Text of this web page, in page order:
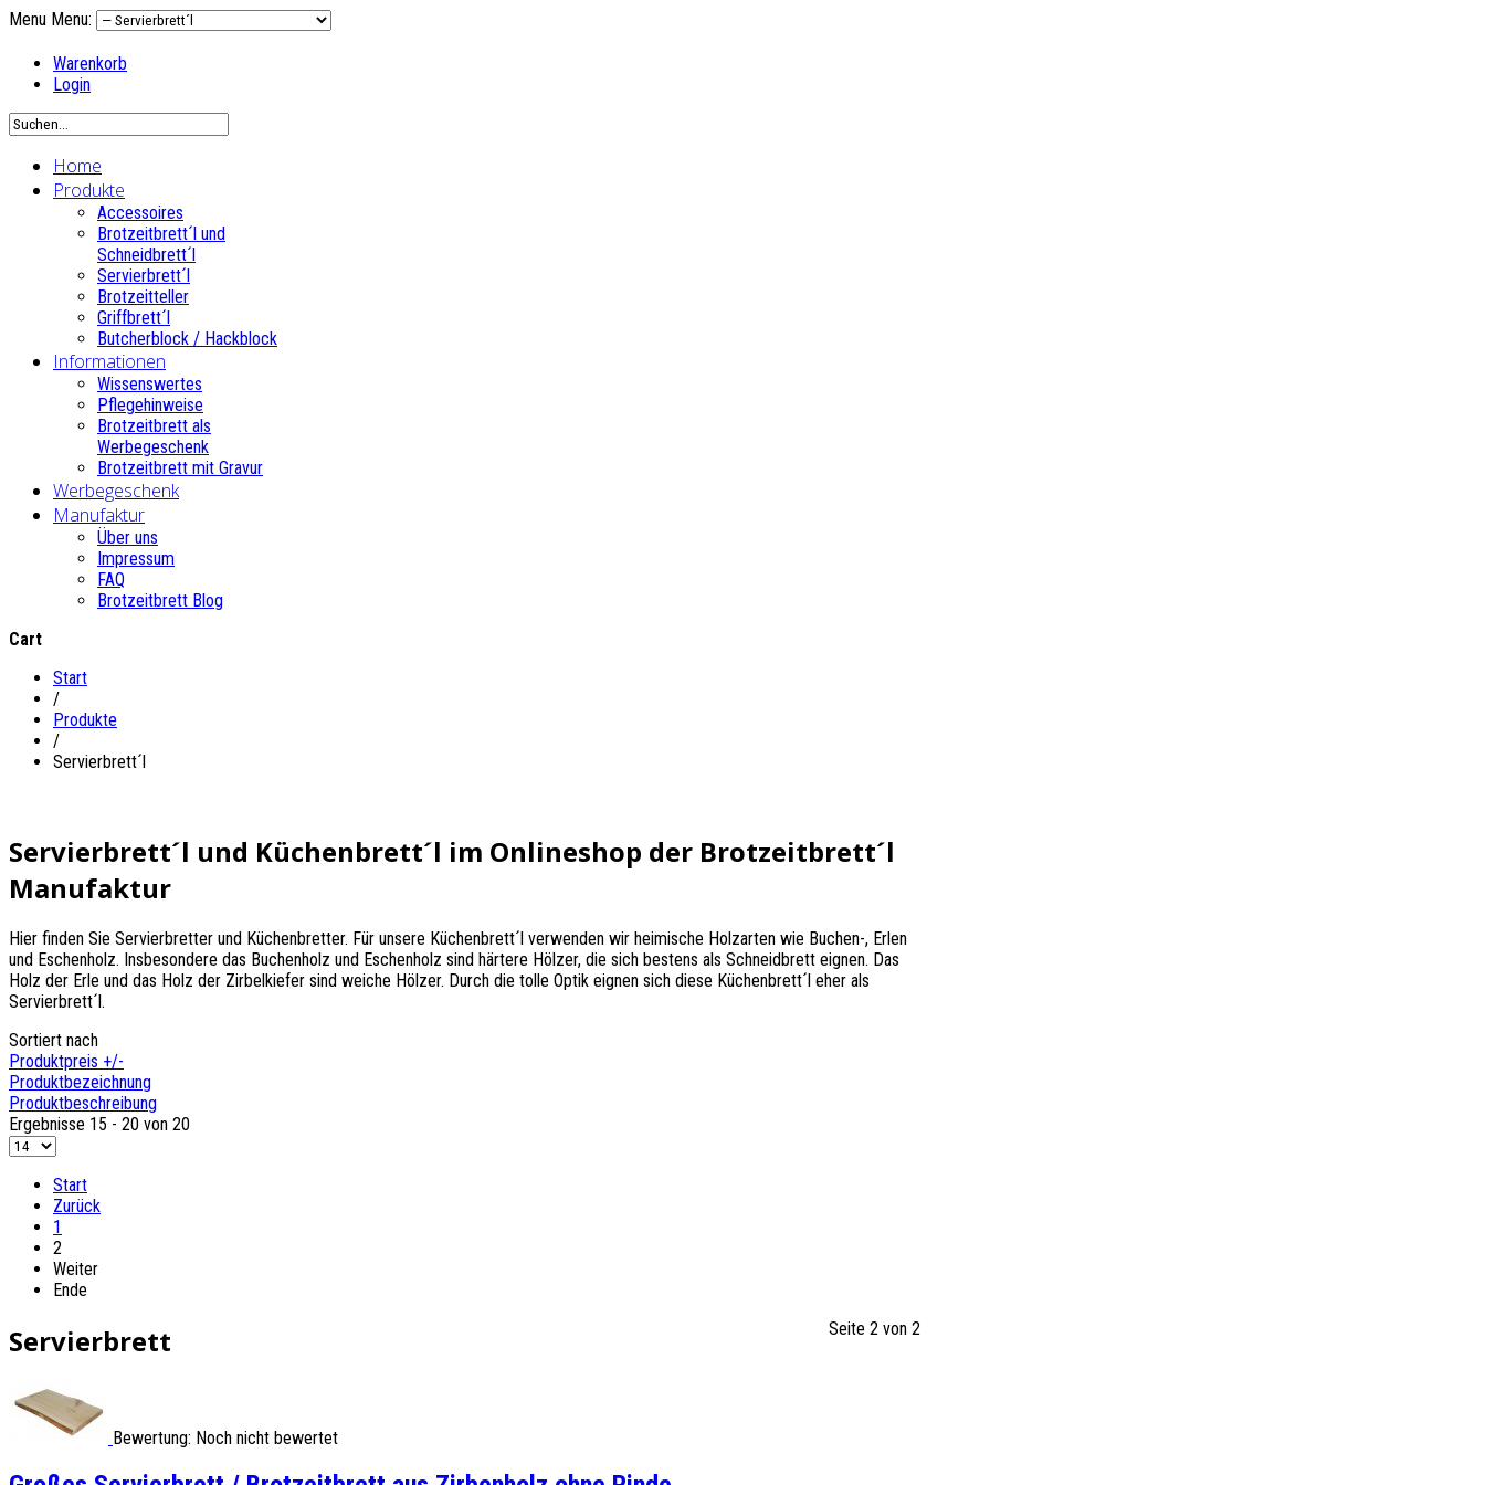
Menu Menu:
Warenkorb
Login
Home
Produkte
Accessoires
Brotzeitbrett´l und
Schneidbrett´l
Servierbrett´l
Brotzeitteller
Griffbrett´l
Butcherblock / Hackblock
Informationen
Wissenswertes
Pflegehinweise
Brotzeitbrett als
Werbegeschenk
Brotzeitbrett mit Gravur
Werbegeschenk
Manufaktur
Über uns
Impressum
FAQ
Brotzeitbrett Blog
Cart
Start
/
Produkte
/
Servierbrett´l
Servierbrett´l und Küchenbrett´l im Onlineshop der Brotzeitbrett´l
Manufaktur
Hier finden Sie Servierbretter und Küchenbretter. Für unsere Küchenbrett´l verwenden wir heimische Holzarten wie Buchen-, Erlen
und Eschenholz. Insbesondere das Buchenholz und Eschenholz sind härtere Hölzer, die sich bestens als Schneidbrett eignen. Das
Holz der Erle und das Holz der Zirbelkiefer sind weiche Hölzer. Durch die tolle Optik eignen sich diese Küchenbrett´l eher als
Servierbrett´l.
Sortiert nach
Produktpreis +/-
Produktbezeichnung
Produktbeschreibung
Ergebnisse 15 - 20 von 20
Start
Zurück
1
2
Weiter
Ende
Seite 2 von 2
Servierbrett
Bewertung: Noch nicht bewertet